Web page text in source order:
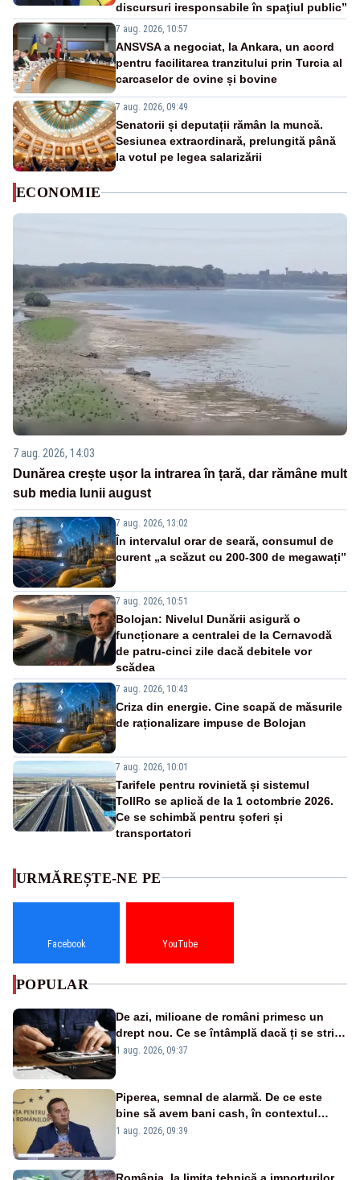
discursuri iresponsabile în spaţiul public”
7 aug. 2026, 10:57
ANSVSA a negociat, la Ankara, un acord
pentru facilitarea tranzitului prin Turcia al
carcaselor de ovine și bovine
7 aug. 2026, 09:49
Senatorii și deputații rămân la muncă.
Sesiunea extraordinară, prelungită până
la votul pe legea salarizării
ECONOMIE
7 aug. 2026, 14:03
Dunărea crește ușor la intrarea în țară, dar rămâne mult
sub media lunii august
7 aug. 2026, 13:02
În intervalul orar de seară, consumul de
curent „a scăzut cu 200-300 de megawați”
7 aug. 2026, 10:51
Bolojan: Nivelul Dunării asigură o
funcționare a centralei de la Cernavodă
de patru-cinci zile dacă debitele vor
scădea
7 aug. 2026, 10:43
Criza din energie. Cine scapă de măsurile
de raționalizare impuse de Bolojan
7 aug. 2026, 10:01
Tarifele pentru rovinietă și sistemul
TollRo se aplică de la 1 octombrie 2026.
Ce se schimbă pentru șoferi și
transportatori
URMĂREȘTE-NE PE
Facebook YouTube
POPULAR
De azi, milioane de români primesc un
drept nou. Ce se întâmplă dacă ți se strică
un produs
1 aug. 2026, 09:37
Piperea, semnal de alarmă. De ce este
bine să avem bani cash, în contextul
alertei energetice?
1 aug. 2026, 09:39
România, la limita tehnică a importurilor